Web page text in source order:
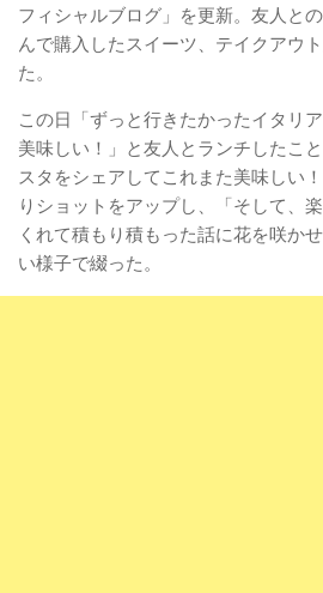
フィシャルブログ」を更新。友人と
んで購入したスイーツ、テイクアウ
た。
この日「ずっと行きたかったイタリ
美味しい！」と友人とランチしたこ
スタをシェアしてこれまた美味しい
りショットをアップし、「そして、
くれて積もり積もった話に花を咲か
い様子で綴った。